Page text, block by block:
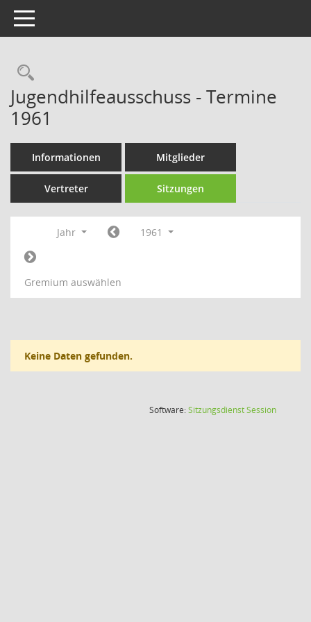
Toggle navigation
Rechercheauswahl
Jugendhilfeausschuss - Termine
1961
Informationen Mitglieder
Vertreter Sitzungen
Jahr 1961
Gremium auswählen
Keine Daten gefunden.
Software:SitzungsdienstSession(Wird in